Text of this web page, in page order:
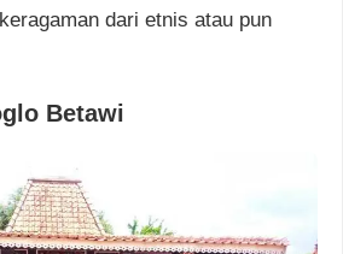
dari etnis atau pun
Betawi